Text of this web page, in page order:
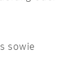
sowie